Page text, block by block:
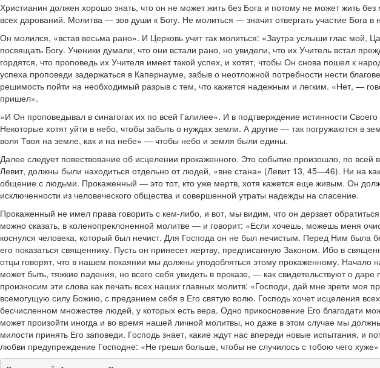
Христианин должен хорошо знать, что он не может жить без Бога и потому не может жить
всех дарований. Молитва — зов души к Богу. Не молиться — значит отвергать участие Бога
Он молился, «встав весьма рано». И Церковь учит так молиться: «Заутра услыши глас
посвящать Богу. Ученики думали, что они встали рано, но увидели, что их Учитель встал
гордятся, что проповедь их Учителя имеет такой успех, и хотят, чтобы Он снова пошел к
успеха проповеди задержаться в Капернауме, забыв о неотложной потребности нести
решимость пойти на необходимый разрыв с тем, что кажется надежным и легким. «Нет, —
пришел».
«И Он проповедывал в синагогах их по всей Галилее». И в подтверждение истинности
Некоторые хотят уйти в небо, чтобы забыть о нуждах земли. А другие — так погружаются в
воля Твоя на земле, как и на небе» — чтобы небо и земля были едины.
Далее следует повествование об исцелении прокаженного. Это событие произошло, по
Левит, должны были находиться отдельно от людей, «вне стана» (Левит 13, 45—46). Ни на
общение с людьми. Прокаженный — это тот, кто уже мертв, хотя кажется еще живым. Он
исключенности из человеческого общества и совершенной утраты надежды на спасение.
Прокаженный не имел права говорить с кем-либо, и вот, мы видим, что он дерзает
можно сказать, в коленопреклоненной молитве — и говорит: «Если хочешь, можешь меня
коснулся человека, который был нечист. Для Господа он не был нечистым. Перед Ним была
его показаться священнику. Пусть он принесет жертву, предписанную Законом. Ибо в
отцы говорят, что в нашем покаянии мы должны уподобляться этому прокаженному. Начало
может быть, тяжкие падения, но всего себя увидеть в проказе, — как свидетельствуют о
произносим эти слова как печать всех наших главных молитв: «Господи, дай мне зрети
всемогущую силу Божию, с преданием себя в Его святую волю. Господь хочет исцеления
бесчисленном множестве людей, у которых есть вера. Одно прикосновение Его благодати
может произойти иногда и во время нашей личной молитвы, но даже в этом случае мы
милости принять Его заповеди. Господь знает, какие ждут нас впереди новые испытания,
любви предупреждение Господне: «Не греши больше, чтобы не случилось с тобою чего